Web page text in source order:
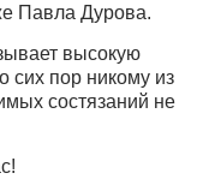
Павла Дурова.
высокую
сих пор никому из
состязаний не